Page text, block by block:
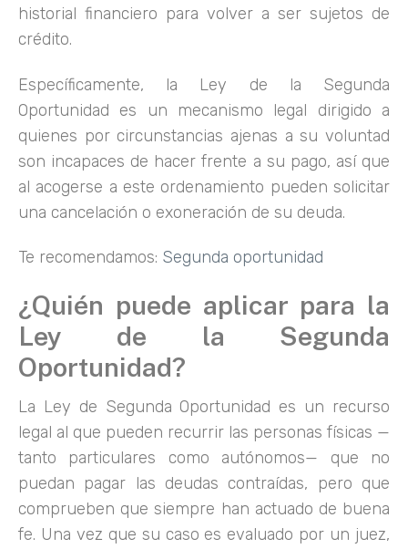
historial financiero para volver a ser sujetos de
crédito.
Específicamente, la Ley de la Segunda
Oportunidad es un mecanismo legal dirigido a
quienes por circunstancias ajenas a su voluntad
son incapaces de hacer frente a su pago, así que
al acogerse a este ordenamiento pueden solicitar
una cancelación o exoneración de su deuda.
Te recomendamos: Segunda oportunidad
¿Quién puede aplicar para la
Ley de la Segunda
Oportunidad?
La Ley de Segunda Oportunidad es un recurso
legal al que pueden recurrir las personas físicas —
tanto particulares como autónomos— que no
puedan pagar las deudas contraídas, pero que
comprueben que siempre han actuado de buena
fe. Una vez que su caso es evaluado por un juez,